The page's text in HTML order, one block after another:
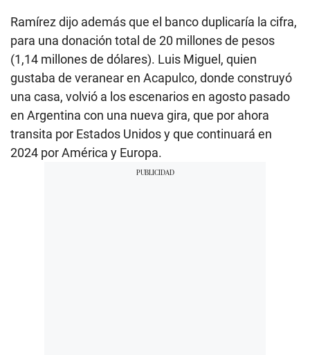
Ramírez dijo además que el banco duplicaría la cifra,
para una donación total de 20 millones de pesos
(1,14 millones de dólares). Luis Miguel, quien
gustaba de veranear en Acapulco, donde construyó
una casa, volvió a los escenarios en agosto pasado
en Argentina con una nueva gira, que por ahora
transita por Estados Unidos y que continuará en
2024 por América y Europa.